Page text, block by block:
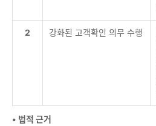
2 강화된 고객확인 의무 수행
• 법적 근거